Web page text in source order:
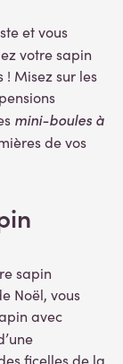
et vous
votre sapin
Misez sur les
mini-boules à
de vos
sapin
Noël, vous
avec
ficelles de la